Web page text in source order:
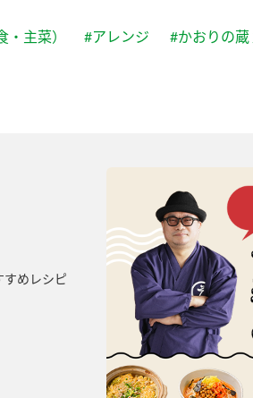
主菜） #アレンジ #かおりの蔵
すめレシピ